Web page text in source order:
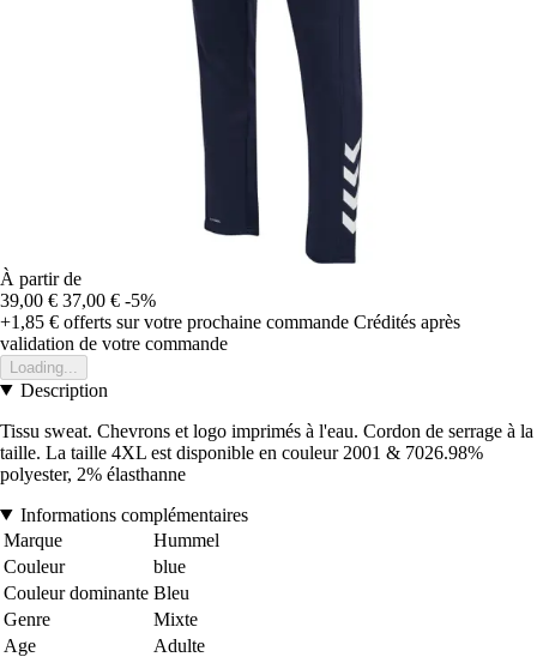
À partir de
39,00 € 37,00 € -5%
+1,85 € offerts sur votre prochaine commande Crédités après
validation de votre commande
Loading...
Description
Tissu sweat. Chevrons et logo imprimés à l'eau. Cordon de serrage à la
taille. La taille 4XL est disponible en couleur 2001 & 7026.98%
polyester, 2% élasthanne
Informations complémentaires
Marque
Hummel
Couleur
blue
Couleur dominante Bleu
Genre
Mixte
Age
Adulte